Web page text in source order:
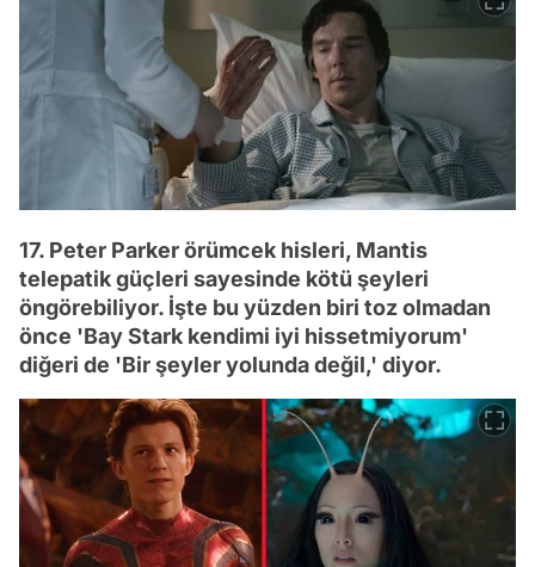
17. Peter Parker örümcek hisleri, Mantis
telepatik güçleri sayesinde kötü şeyleri
öngörebiliyor. İşte bu yüzden biri toz olmadan
önce 'Bay Stark kendimi iyi hissetmiyorum'
diğeri de 'Bir şeyler yolunda değil,' diyor.
Video